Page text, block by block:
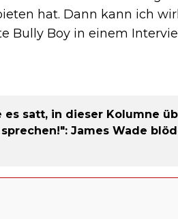
hat. Dann kann ich
Bully Boy in einem
es satt, in dieser Kolumne
James Wade